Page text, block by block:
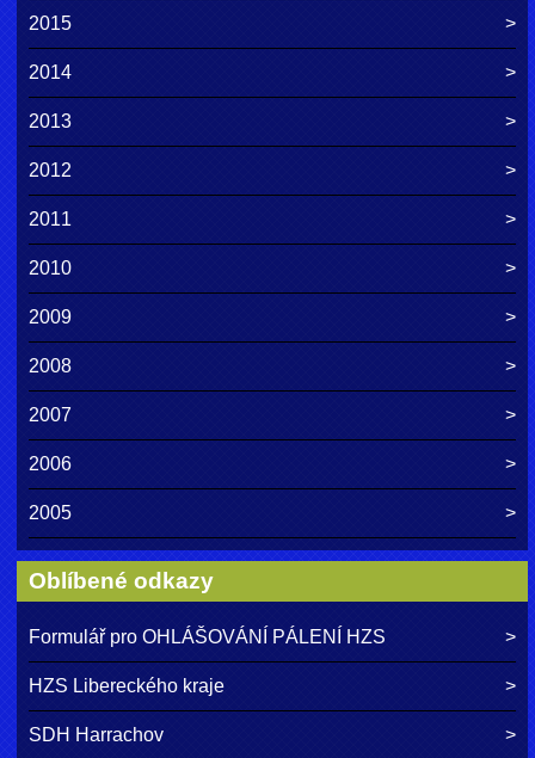
2015
2014
2013
2012
2011
2010
2009
2008
2007
2006
2005
Oblíbené odkazy
Formulář pro OHLÁŠOVÁNÍ PÁLENÍ HZS
HZS Libereckého kraje
SDH Harrachov